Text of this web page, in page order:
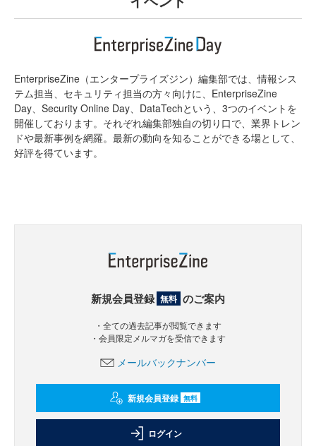
EnterpriseZine（エンタープライズジン）編集部では、情報シス
テム担当、セキュリティ担当の方々向けに、EnterpriseZine
Day、Security Online Day、DataTechという、3つのイベントを
開催しております。それぞれ編集部独自の切り口で、業界トレン
ドや最新事例を網羅。最新の動向を知ることができる場として、
好評を得ています。
新規会員登録 無料 のご案内
・全ての過去記事が閲覧できます
・会員限定メルマガを受信できます
メールバックナンバー
新規会員登録 無料
ログイン